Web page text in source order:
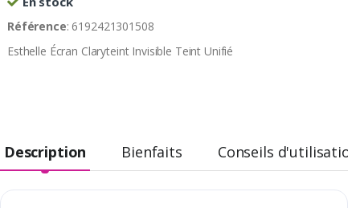
Référence: 6192421301508
Esthelle Écran Claryteint Invisible Teint Unifié
Description Bienfaits Conseils d'utilisation